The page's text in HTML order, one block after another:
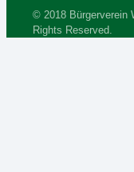
© 2018 Bürgerverein
Rights Reserved.